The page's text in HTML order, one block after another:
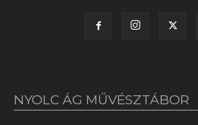
NYOLC ÁG MŰVÉSZTÁBOR